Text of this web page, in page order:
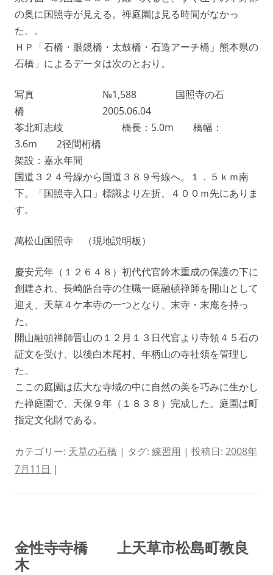
の奥に国照寺が見える。禅庭園は見る時間がなかっ
た。。
ＨＰ「石橋・眼鏡橋・太鼓橋・石造アーチ橋」熊本県の
石橋」によるデータは次のとおり。
写真 №1,588 国照寺の石
橋 2005.06.04
苓北町志岐 橋長：5.0m 橋幅：
3.6m 2径間桁橋
架設：嘉永年間
国道３２４号線から国道３８９号線へ。１．５ｋｍ南
下。「国照寺入口」標識より左折、４００ｍ先にありま
す。
萬松山国照寺 （現地説明板）
慶安元年（１２６４８）初代代官鈴木重成の保護の下に
創建され、長崎皓台寺の住職一庭融頓禅師を開山として
迎え、天草４ケ本寺の一つとなり、末寺・末庵を持っ
た。
開山融頓禅師晋山の１２月１３日代官より寺領４５石の
証文を受け、以後白木尾村、年柄山の寺社領を管理し
た。
ここの庭園は広大な寺域の中に自然の美を巧みに生かし
た禅庭園で、天保９年（１８３８）完成した。庭園は町
指定文化財である。
カテゴリー: 天草の石橋 | タグ: 練習用 | 投稿日: 2008年
7月11日 |
金性寺寺橋 上天草市松島町教良
木